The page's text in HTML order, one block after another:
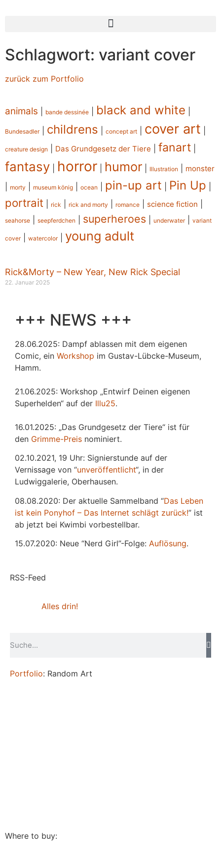
Schlagwort: variant cover
zurück zum Portfolio
animals bande dessinée black and white
Bundesadler| childrens concept art cover art
creature design Das Grundgesetz der Tiere fanart
fantasy horror humor Illustration monster
morty museum könig ocean pin-up art Pin Up
portrait rick rick and morty romance science fiction
seahorse seepferdchen superheroes underwater| variant
cover| watercolor| young adult
Rick&Morty – New Year, New Rick Special
22. Januar 2025
+++ NEWS +++
28.06.2025: Dampf ablassen mit dem eigenen
Comic, ein Workshop im Gustav-Lübcke-Museum,
Hamm.
21.06.2025: Workshop „Entwirf Deinen eigenen
Superhelden“ auf der Illu25.
16.01.2025: „Das Grundgesetz der Tiere“ ist für
den Grimme-Preis nominiert.
02.10.2021, 19 Uhr: Signierstunde auf der
Vernissage von “unveröffentlicht“, in der
Ludwiggalerie, Oberhausen.
08.08.2020: Der aktuelle Sammelband “Das Leben
ist kein Ponyhof – Das Internet schlägt zurück!” ist
ab jetzt bei Kwimbi vorbestellbar.
15.07.2020: Neue “Nerd Girl”-Folge: Auflösung.
RSS-Feed
Alles drin!
Portfolio: Random Art
Where to buy: